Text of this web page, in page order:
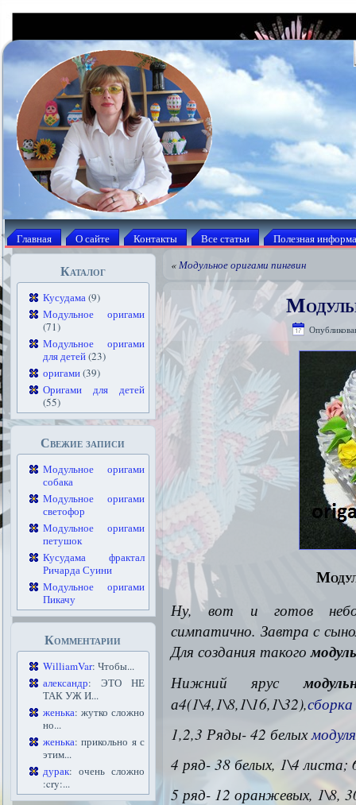
Главная О сайте Контакты Все статьи Полезная
Каталог
Кусудама(9)
Модульное оригами
(71)
Модульное оригами
для детей(23)
оригами(39)
Оригами для детей
(55)
Свежие записи
Модульное оригами
собака
Модульное оригами
светофор
Модульное оригами
петушок
Кусудама фрактал
Ричарда Суини
Модульное оригами
Пикачу
Комментарии
WilliamVar: Чтобы...
александр: ЭТО НЕ
ТАК УЖ И...
женька: жутко сложно
но...
женька: прикольно я с
этим...
дурак: очень сложно
:cry:...
«Модульное оригами пингвин
Ну, вот и готов
симпатично. Завтра с
Для создания такого
Нижний ярус
а4(1\4,1\8,1\16,1\32),сборка
1,2,3 Ряды- 42 белыхмодуля
4 ряд- 38 белых, 1\4
5 ряд- 12 оранжевых, 1\8,